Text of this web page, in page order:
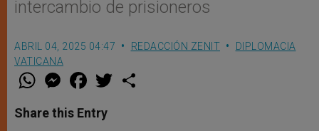
intercambio de prisioneros
ABRIL 04, 2025 04:47 REDACCIÓN ZENIT
DIPLOMACIA
VATICANA
W
t
s
M
e
s
e
F
a
e
b
w
Share this Entry